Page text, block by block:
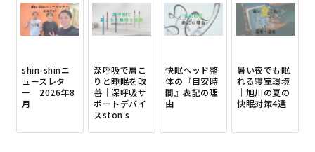
shin-shinニ
ュースレタ
ー 2026年8
月
深呼吸で肩こ
りと睡眠を改
善｜深呼吸サ
ポートデバイ
スston s
快眠ヘッド整
体の『目安時
間』表記の理
由
暑い夜でも眠
れる寝室環境
｜旭川の夏の
快眠対策4選